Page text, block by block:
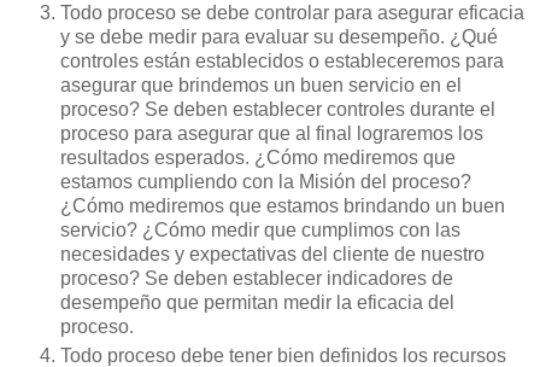
Todo proceso se debe controlar para asegurar eficacia
y se debe medir para evaluar su desempeño. ¿Qué
controles están establecidos o estableceremos para
asegurar que brindemos un buen servicio en el
proceso? Se deben establecer controles durante el
proceso para asegurar que al final lograremos los
resultados esperados. ¿Cómo mediremos que
estamos cumpliendo con la Misión del proceso?
¿Cómo mediremos que estamos brindando un buen
servicio? ¿Cómo medir que cumplimos con las
necesidades y expectativas del cliente de nuestro
proceso? Se deben establecer indicadores de
desempeño que permitan medir la eficacia del
proceso.
Todo proceso debe tener bien definidos los recursos